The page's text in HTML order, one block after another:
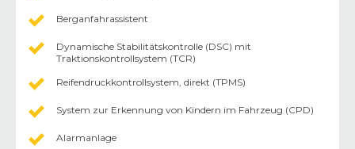
Berganfahrassistent
Dynamische Stabilitätskontrolle (DSC) mit
Traktionskontrollsystem (TCR)
Reifendruckkontrollsystem, direkt (TPMS)
System zur Erkennung von Kindern im Fahrzeug (CPD)
Alarmanlage